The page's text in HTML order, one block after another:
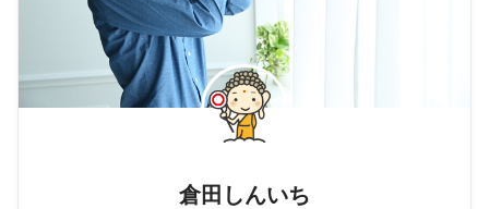
倉田しんいち